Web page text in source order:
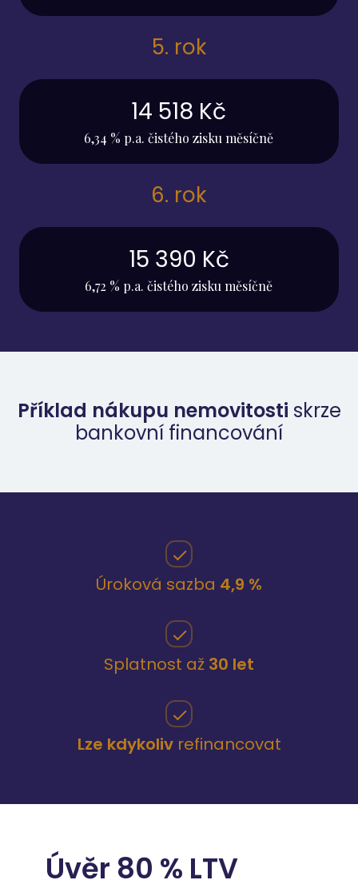
5. rok
14 518 Kč
6,34 % p.a. čistého zisku měsíčně
6. rok
15 390 Kč
6,72 % p.a. čistého zisku měsíčně
Příklad nákupu nemovitosti skrze
bankovní financování
Úroková sazba 4,9 %
Splatnost až 30 let
Lze kdykolivrefinancovat
Úvěr 80 % LTV